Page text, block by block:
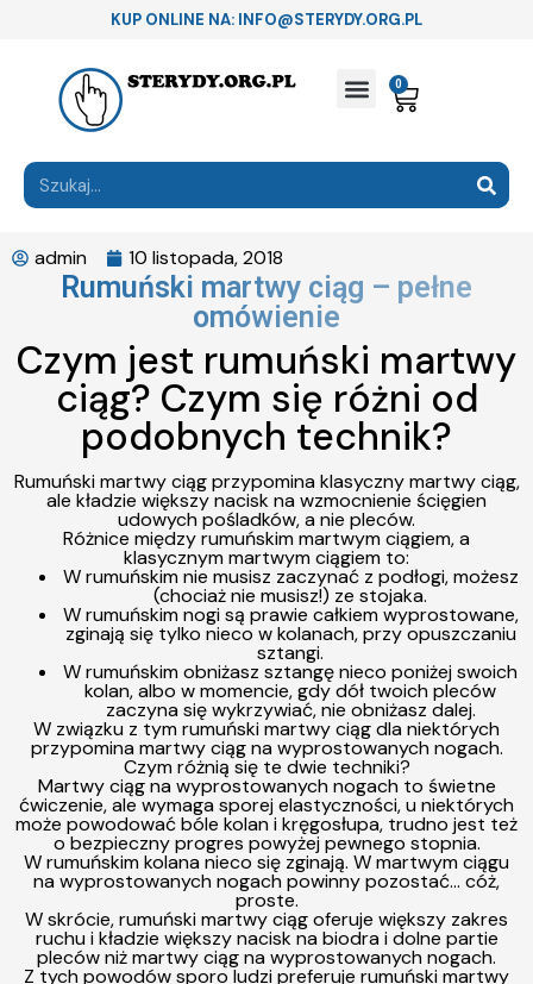
KUP ONLINE NA: INFO@STERYDY.ORG.PL
0
admin 10 listopada, 2018
Rumuński martwy ciąg – pełne
omówienie
Czym jest rumuński martwy
ciąg? Czym się różni od
podobnych technik?
Rumuński martwy ciąg przypomina klasyczny martwy ciąg,
ale kładzie większy nacisk na wzmocnienie ścięgien
udowych pośladków, a nie pleców.
Różnice między rumuńskim martwym ciągiem, a
klasycznym martwym ciągiem to:
W rumuńskim nie musisz zaczynać z podłogi, możesz
(chociaż nie musisz!) ze stojaka.
W rumuńskim nogi są prawie całkiem wyprostowane,
zginają się tylko nieco w kolanach, przy opuszczaniu
sztangi.
W rumuńskim obniżasz sztangę nieco poniżej swoich
kolan, albo w momencie, gdy dół twoich pleców
zaczyna się wykrzywiać, nie obniżasz dalej.
W związku z tym rumuński martwy ciąg dla niektórych
przypomina martwy ciąg na wyprostowanych nogach.
Czym różnią się te dwie techniki?
Martwy ciąg na wyprostowanych nogach to świetne
ćwiczenie, ale wymaga sporej elastyczności, u niektórych
może powodować bóle kolan i kręgosłupa, trudno jest też
o bezpieczny progres powyżej pewnego stopnia.
W rumuńskim kolana nieco się zginają. W martwym ciągu
na wyprostowanych nogach powinny pozostać… cóż,
proste.
W skrócie, rumuński martwy ciąg oferuje większy zakres
ruchu i kładzie większy nacisk na biodra i dolne partie
pleców niż martwy ciąg na wyprostowanych nogach.
Z tych powodów sporo ludzi preferuje rumuński martwy